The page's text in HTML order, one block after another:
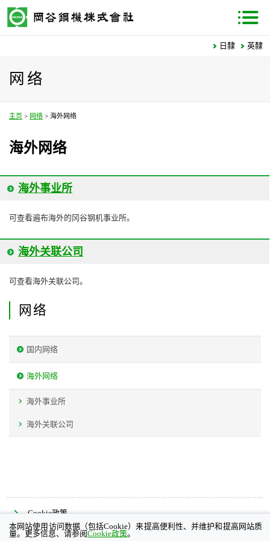
日隸 英隸
网络
主页 > 网络 > 海外网络
海外网络
海外事业所
可查看遍布海外的冈谷钢机事业所。
海外关联公司
可查看海外关联公司。
网络
国内网络
海外网络
海外事业所
海外关联公司
Cookie政策
本网站使用访问数据（包括Cookie）来提高便利性、并维护和提高网站质
量。更多信息、请参阅Cookie政策。